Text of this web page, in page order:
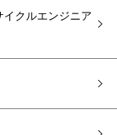
クルエンジニア